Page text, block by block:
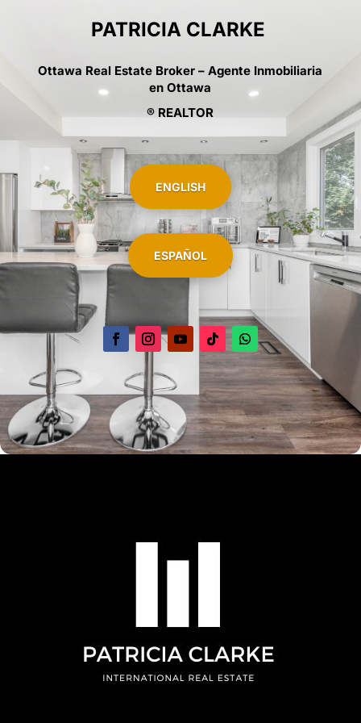
PATRICIA CLARKE
Ottawa Real Estate Broker – Agente Inmobiliaria
en Ottawa
® REALTOR
ENGLISH
ESPAÑOL